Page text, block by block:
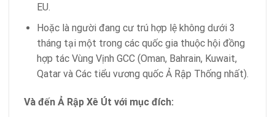
EU.
Hoặc là người đang cư trú hợp lệ không dưới 3
tháng tại một trong các quốc gia thuộc hội đồng
hợp tác Vùng Vịnh GCC (Oman, Bahrain, Kuwait,
Qatar và Các tiểu vương quốc Ả Rập Thống nhất).
Và đến Ả Rập Xê Út với mục đích: